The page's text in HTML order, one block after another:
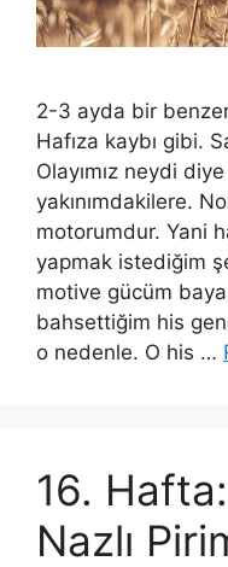
2-3 ayda bir
Hafıza kaybı gibi.
Olayımız neydi
yakınımdakilere.
motorumdur. Yani
yapmak istediğim
motive gücüm baya
bahsettiğim his
o nedenle. O his …
16.
Nazlı